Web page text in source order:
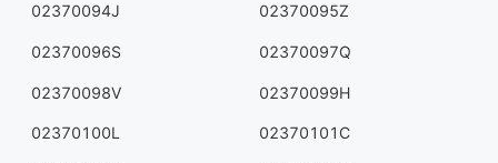
02370094J 02370095Z
02370096S 02370097Q
02370098V 02370099H
02370100L 02370101C